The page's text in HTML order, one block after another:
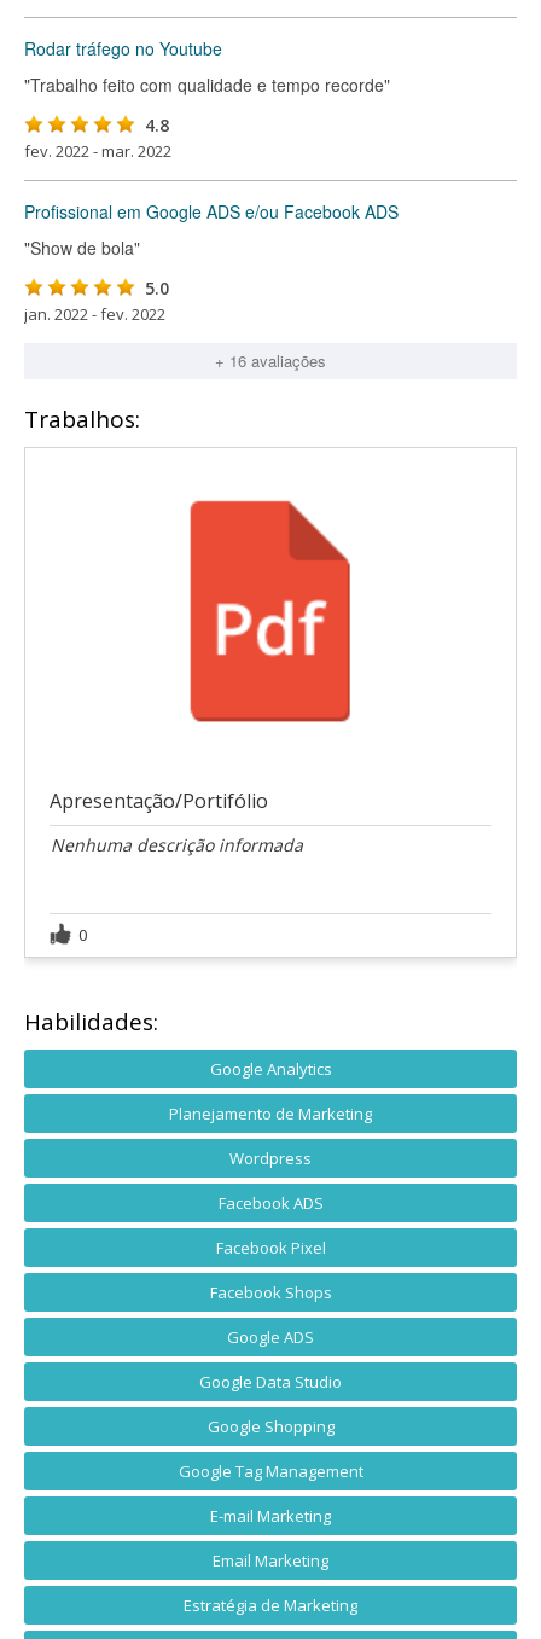
Rodar tráfego no Youtube
"Trabalho feito com qualidade e tempo recorde"
4.8
fev. 2022 - mar. 2022
Profissional em Google ADS e/ou Facebook ADS
"Show de bola"
5.0
jan. 2022 - fev. 2022
+ 16 avaliações
Trabalhos:
Apresentação/Portifólio
Nenhuma descrição informada
0
Habilidades:
Google Analytics
Planejamento de Marketing
Wordpress
Facebook ADS
Facebook Pixel
Facebook Shops
Google ADS
Google Data Studio
Google Shopping
Google Tag Management
E-mail Marketing
Email Marketing
Estratégia de Marketing